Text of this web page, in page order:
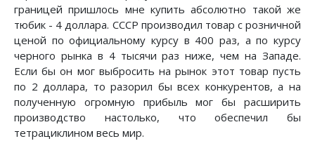
границей пришлось мне купить абсолютно такой же
тюбик - 4 доллара. СССР производил товар с розничной
ценой по официальному курсу в 400 раз, а по курсу
черного рынка в 4 тысячи раз ниже, чем на Западе.
Если бы он мог выбросить на рынок этот товар пусть
по 2 доллара, то разорил бы всех конкурентов, а на
полученную огромную прибыль мог бы расширить
производство настолько, что обеспечил бы
тетрациклином весь мир.